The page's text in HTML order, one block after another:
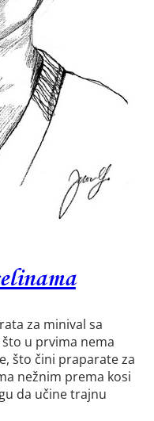
za minival sa
u prvima nema
što čini praparate za
nežnim prema kosi
da učine trajnu